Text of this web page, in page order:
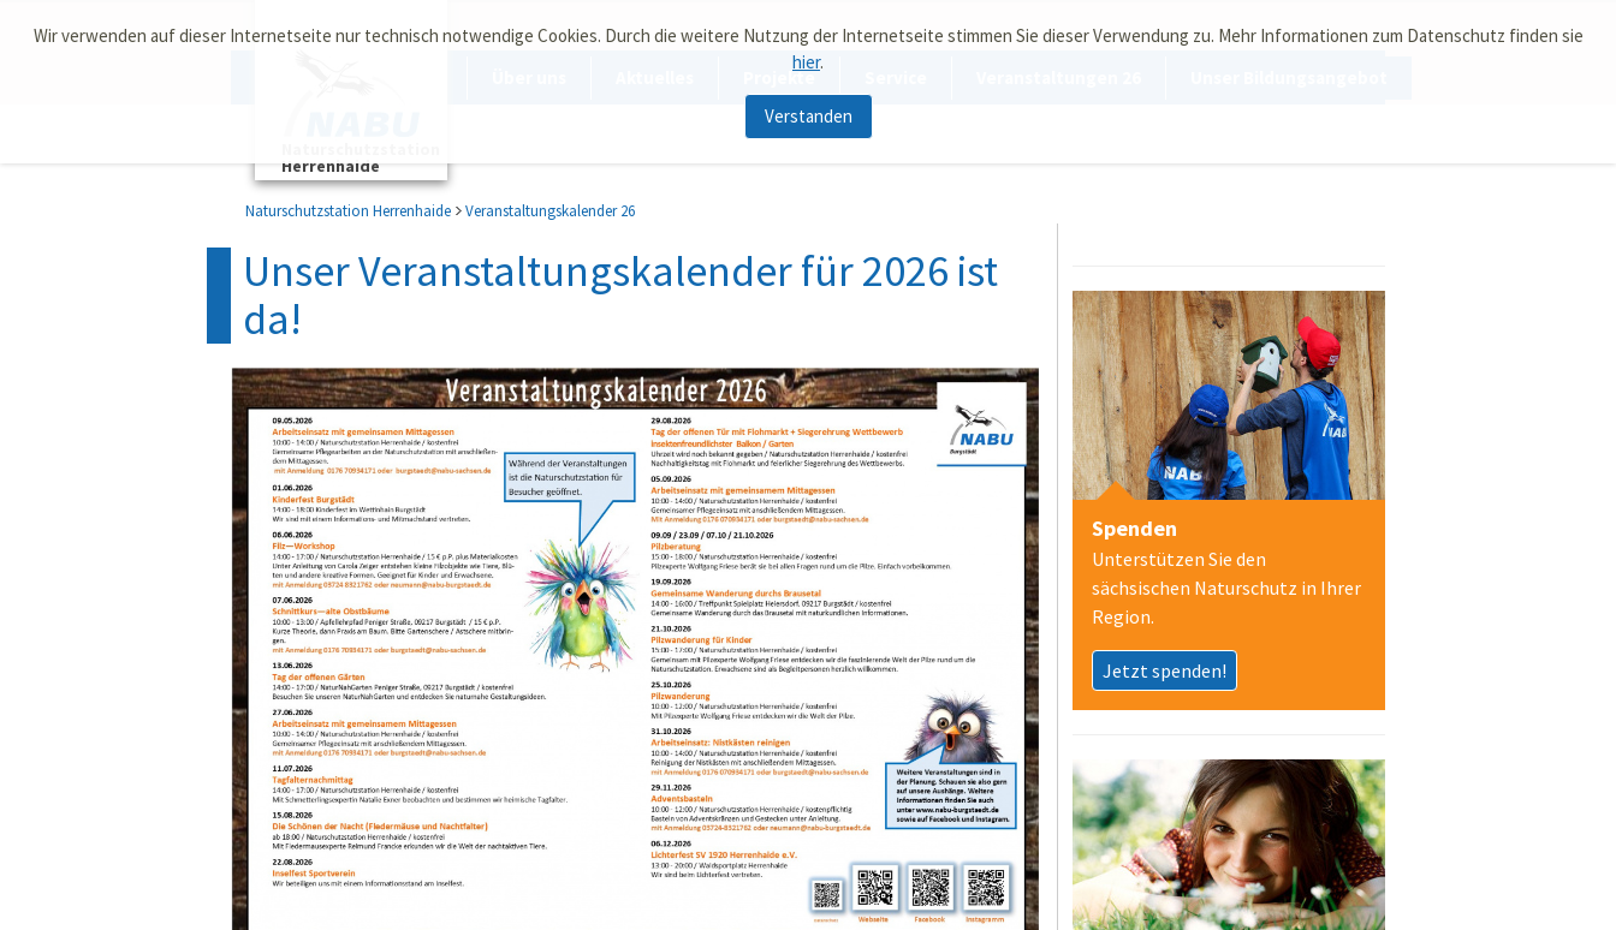
Wir verwenden auf dieser Internetseite nur technisch notwendige Cookies. Durch die weitere Nutzung der Internetseite stimmen Sie dieser Verwendung zu. Mehr Informationen zum Datenschutz finden sie
hier.
Verstanden
Herrenhaide
Projekte
Naturschutzstation Herrenhaide Veranstaltungskalender 26
Unser Veranstaltungskalender für 2026 ist
da!
Spenden
Unterstützen Sie den
sächsischen Naturschutz in Ihrer
Region.
Jetzt spenden!